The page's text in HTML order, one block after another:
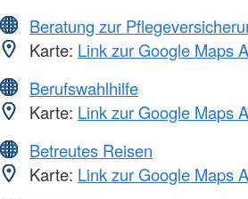
Beratung zur
Karte: Link zur Google Maps
Berufswahlhilfe
Karte: Link zur Google Maps
Betreutes Reisen
Karte: Link zur Google Maps